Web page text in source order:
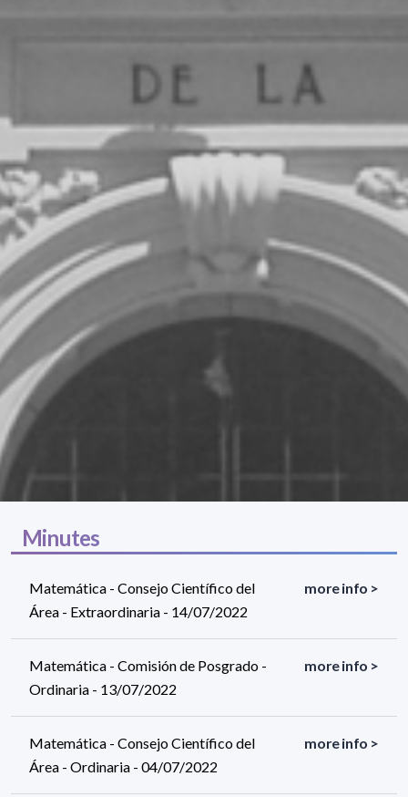
Minutes
Matemática - Consejo Científico del
Área - Extraordinaria - 14/07/2022
more info >
Matemática - Comisión de Posgrado -
Ordinaria - 13/07/2022
more info >
Matemática - Consejo Científico del
Área - Ordinaria - 04/07/2022
more info >